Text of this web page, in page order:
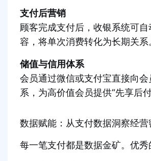
支付后营销
顾客完成支付后，收银系统可
容，将单次消费转化为长期关
储值与信用体系
会员通过微信或支付宝直接向
系，为高价值会员提供“先享后付
数据赋能：从支付数据洞察经营
每一笔支付都是数据金矿。优